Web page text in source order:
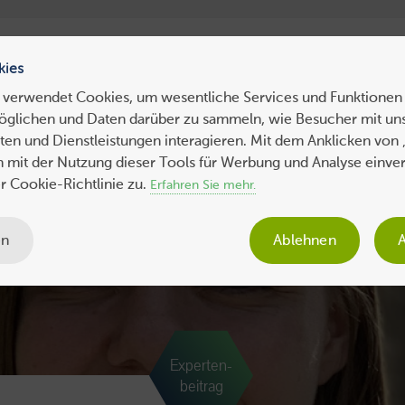
Hosting
Tipps Business Sicherheit SEO Expertenbeiträge
Experten-
beitrag
verwendet Cookies, um wesentliche Services und
und Daten darüber zu sammeln, wie Besucher mit
und Dienstleistungen interagieren. Mit dem Anklicken von
mit der Nutzung dieser Tools für Werbung und Analyse
Cookie-Richtlinie zu. Erfahren Sie mehr.
Ablehnen